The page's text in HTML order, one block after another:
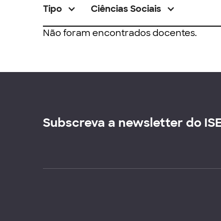
Tipo Ciências Sociais
Não foram encontrados docentes.
Subscreva a newsletter do